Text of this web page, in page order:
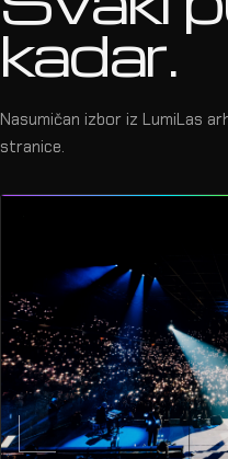
kadar.
Nasumičan izbor iz LumiLas
stranice.